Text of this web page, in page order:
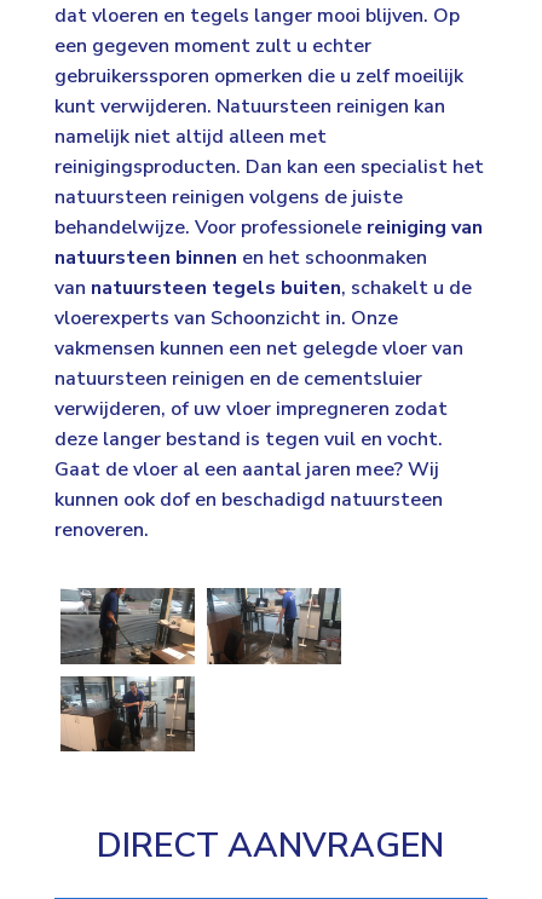
dat vloeren en tegels langer mooi blijven. Op
een gegeven moment zult u echter
gebruikerssporen opmerken die u zelf moeilijk
kunt verwijderen. Natuursteen reinigen kan
namelijk niet altijd alleen met
reinigingsproducten. Dan kan een specialist het
natuursteen reinigen volgens de juiste
behandelwijze. Voor professionele reiniging van
natuursteen binnen en het schoonmaken
van natuursteen tegels buiten, schakelt u de
vloerexperts van Schoonzicht in. Onze
vakmensen kunnen een net gelegde vloer van
natuursteen reinigen en de cementsluier
verwijderen, of uw vloer impregneren zodat
deze langer bestand is tegen vuil en vocht.
Gaat de vloer al een aantal jaren mee? Wij
kunnen ook dof en beschadigd natuursteen
renoveren.
DIRECT AANVRAGEN